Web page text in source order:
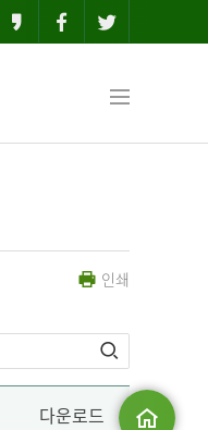
맵
인쇄
다운로드